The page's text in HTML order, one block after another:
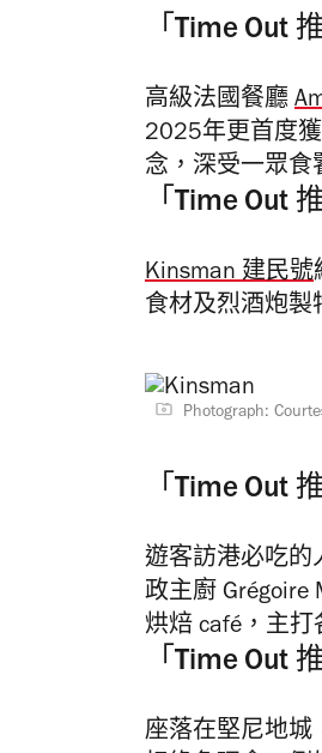
「Time Out
高級法國餐廳
2025年更首度
念，深受一眾食
「Time Out
Kinsman 建民號
食材及烈酒炮製
Photograph:
「Time Out
遊客訪港必吃的
政主廚 Grégoire
烘焙 café，主
「Time Out
座落在堅尼地城